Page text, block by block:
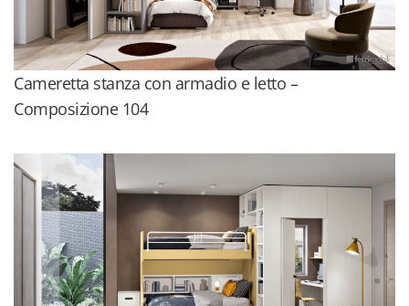
Cameretta stanza con armadio e letto –
Composizione 104